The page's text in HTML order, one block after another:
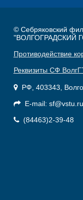
© Себряковский
"ВОЛГОГРАДСКИЙ
Противодействие
Реквизиты СФ
РФ, 403343,
E-mail: sf@vstu.ru
(84463)2-39-48